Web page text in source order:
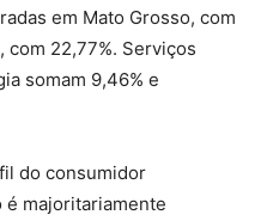
em Mato Grosso, com
22,77%. Serviços
somam 9,46% e
do consumidor
é majoritariamente